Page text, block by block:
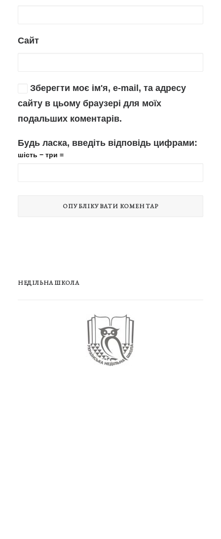
Сайт
Зберегти моє ім'я, e-mail, та адресу
сайту в цьому браузері для моїх
подальших коментарів.
Будь ласка, введіть відповідь цифрами:
шість − три =
НЕДІЛЬНА ШКОЛА